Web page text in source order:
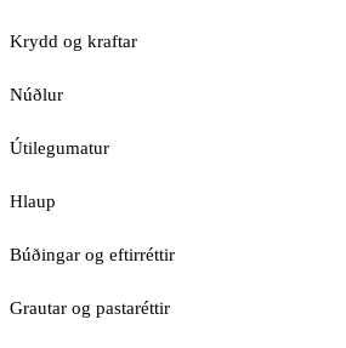
Krydd og kraftar
Núðlur
Útilegumatur
Hlaup
Búðingar og eftirréttir
Grautar og pastaréttir